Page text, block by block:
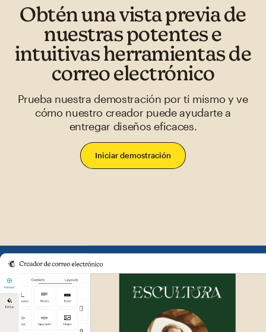
Obtén una vista previa de
nuestras potentes e
intuitivas herramientas de
correo electrónico
Prueba nuestra demostración por ti mismo y ve
cómo nuestro creador puede ayudarte a
entregar diseños eficaces.
Iniciar demostración